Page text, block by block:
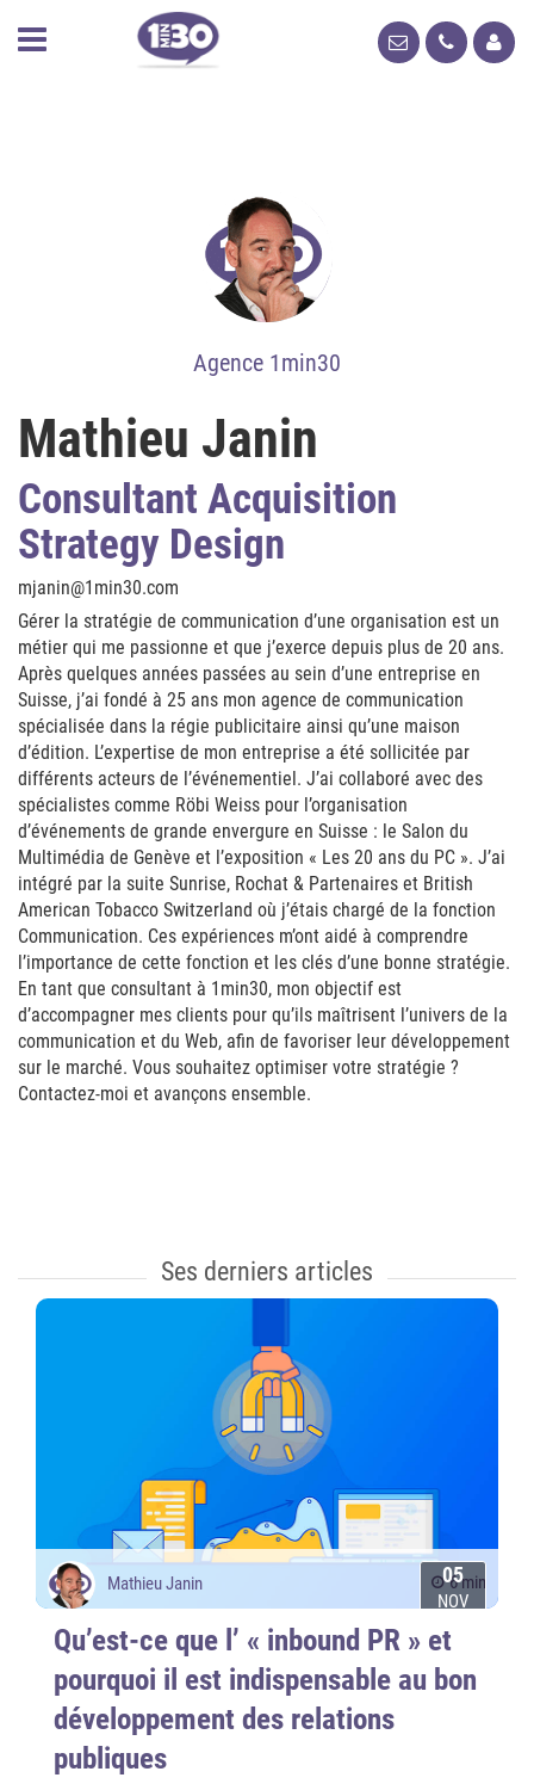
Agence 1min30
Mathieu Janin
Consultant Acquisition
Strategy Design
mjanin@1min30.com
Gérer la stratégie de communication d’une organisation est un
métier qui me passionne et que j’exerce depuis plus de 20 ans.
Après quelques années passées au sein d’une entreprise en
Suisse, j’ai fondé à 25 ans mon agence de communication
spécialisée dans la régie publicitaire ainsi qu’une maison
d’édition. L’expertise de mon entreprise a été sollicitée par
différents acteurs de l’événementiel. J’ai collaboré avec des
spécialistes comme Röbi Weiss pour l’organisation
d’événements de grande envergure en Suisse : le Salon du
Multimédia de Genève et l’exposition « Les 20 ans du PC ». J’ai
intégré par la suite Sunrise, Rochat & Partenaires et British
American Tobacco Switzerland où j’étais chargé de la fonction
Communication. Ces expériences m’ont aidé à comprendre
l’importance de cette fonction et les clés d’une bonne stratégie.
En tant que consultant à 1min30, mon objectif est
d’accompagner mes clients pour qu’ils maîtrisent l’univers de la
communication et du Web, afin de favoriser leur développement
sur le marché. Vous souhaitez optimiser votre stratégie ?
Contactez-moi et avançons ensemble.
Ses derniers articles
05
NOV
Mathieu Janin 6 min
Qu’est-ce que l’ « inbound PR » et
pourquoi il est indispensable au bon
développement des relations
publiques